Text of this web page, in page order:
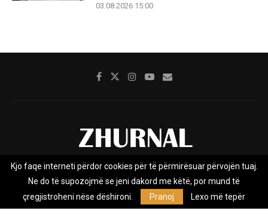
03.08.2026 15:00
Rreth nesh Impresumi Marketing
Kontakt
Privacy Policy
Zhurnal.mk është Agjenci e Lajmeve e pavarur, e themeluar në vitin
Kjo faqe interneti përdor cookies për të përmirësuar përvojën tuaj.
Ne do të supozojmë se jeni dakord me këtë, por mund të
çregjistroheni nëse dëshironi.
Pranoj Lexo më tepër